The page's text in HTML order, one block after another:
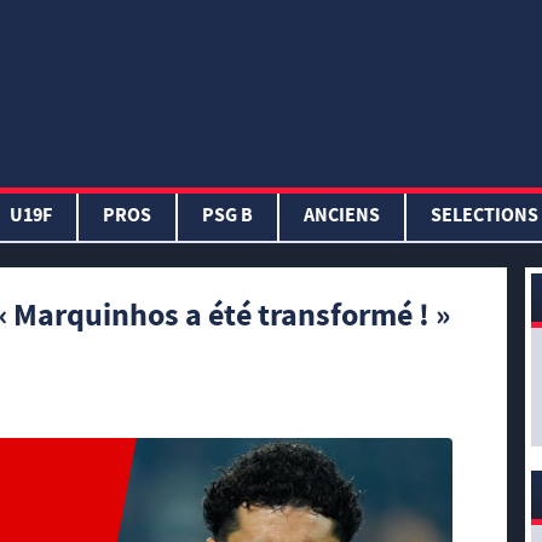
U19F PROS PSG B ANCIENS SELECTIONS
Marquinhos a été transformé ! »